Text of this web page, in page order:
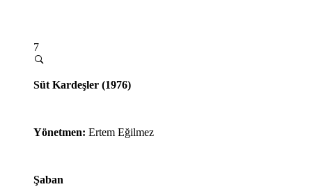
7
Süt Kardeşler (1976)
Yönetmen: Ertem Eğilmez
Şaban